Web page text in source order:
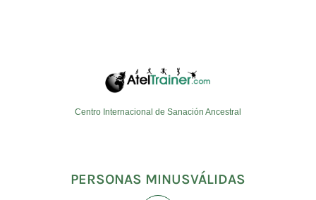
Centro Internacional de Sanación Ancestral
PERSONAS MINUSVÁLIDAS